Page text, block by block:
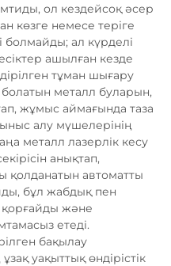
ол кездейсоқ әсер
көзге немесе теріге
болмайды; ал күрделі
ашылған кезде
тұман шығару
металл буларын,
жұмыс аймағында таза
алу мүшелерінің
металл лазерлік кесу
анықтап,
қолданатын автоматты
бұл жабдық пен
және
етеді.
бақылау
уақыттық өндірістік